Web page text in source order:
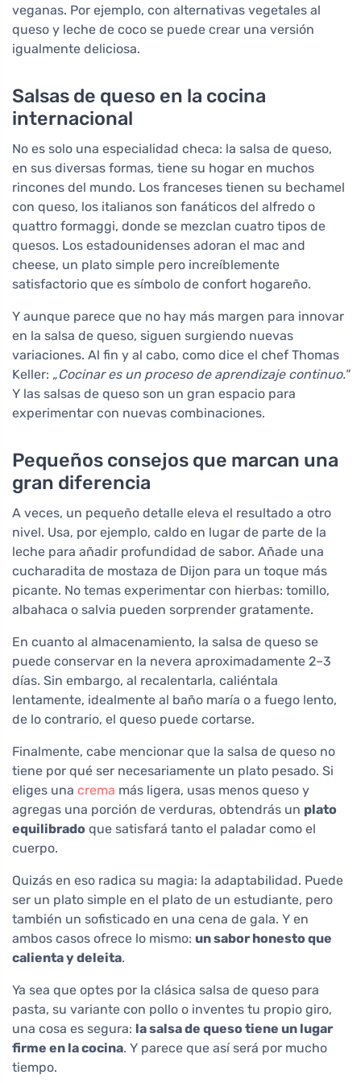
veganas. Por ejemplo, con alternativas vegetales al
queso y leche de coco se puede crear una versión
igualmente deliciosa.
Salsas de queso en la cocina
internacional
No es solo una especialidad checa: la salsa de queso,
en sus diversas formas, tiene su hogar en muchos
rincones del mundo. Los franceses tienen su bechamel
con queso, los italianos son fanáticos del alfredo o
quattro formaggi, donde se mezclan cuatro tipos de
quesos. Los estadounidenses adoran el mac and
cheese, un plato simple pero increíblemente
satisfactorio que es símbolo de confort hogareño.
Y aunque parece que no hay más margen para innovar
en la salsa de queso, siguen surgiendo nuevas
variaciones. Al fin y al cabo, como dice el chef Thomas
Keller: „Cocinar es un proceso de aprendizaje continuo."
Y las salsas de queso son un gran espacio para
experimentar con nuevas combinaciones.
Pequeños consejos que marcan una
gran diferencia
A veces, un pequeño detalle eleva el resultado a otro
nivel. Usa, por ejemplo, caldo en lugar de parte de la
leche para añadir profundidad de sabor. Añade una
cucharadita de mostaza de Dijon para un toque más
picante. No temas experimentar con hierbas: tomillo,
albahaca o salvia pueden sorprender gratamente.
En cuanto al almacenamiento, la salsa de queso se
puede conservar en la nevera aproximadamente 2–3
días. Sin embargo, al recalentarla, caliéntala
lentamente, idealmente al baño maría o a fuego lento,
de lo contrario, el queso puede cortarse.
Finalmente, cabe mencionar que la salsa de queso no
tiene por qué ser necesariamente un plato pesado. Si
eliges una crema más ligera, usas menos queso y
agregas una porción de verduras, obtendrás un plato
equilibrado que satisfará tanto el paladar como el
cuerpo.
Quizás en eso radica su magia: la adaptabilidad. Puede
ser un plato simple en el plato de un estudiante, pero
también un sofisticado en una cena de gala. Y en
ambos casos ofrece lo mismo: un sabor honesto que
calienta y deleita.
Ya sea que optes por la clásica salsa de queso para
pasta, su variante con pollo o inventes tu propio giro,
una cosa es segura: la salsa de queso tiene un lugar
firme en la cocina. Y parece que así será por mucho
tiempo.